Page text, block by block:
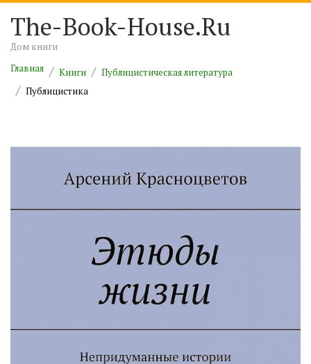
The-Book-House.Ru
Дом книги
Главная
Книги
Публицистическая литература
Публицистика